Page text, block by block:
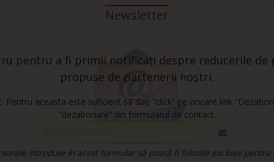
Newsletter
pentru a fi primii notificați despre reducerile
propuse de partenerii noștri.
aceasta este suficient să dați ”click” pe oricare link
”dezabonare” din formularul de contact.
introduse în acest formular să poată fi folosite exclusiv